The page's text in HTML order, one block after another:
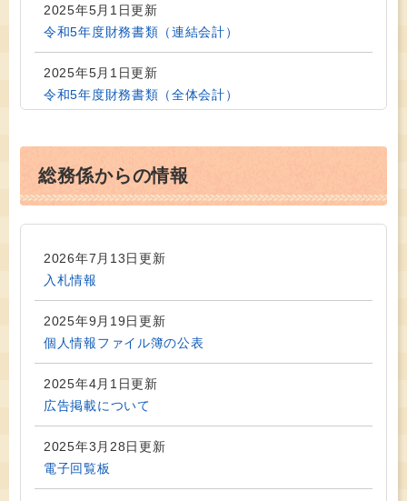
2025年5月1日更新
令和5年度財務書類（連結会計）
2025年5月1日更新
令和5年度財務書類（全体会計）
2025年4月17日更新
2025年3月21日更新
湯川村公式LINEをリニューアル！！
2025年3月3日更新
広告募集中
2024年11月1日更新
令和4年度財務書類（連結会計）
2024年11月1日更新
令和4年度財務書類（全体会計）
総務係からの情報
2026年7月13日更新
入札情報
2025年9月19日更新
個人情報ファイル簿の公表
2025年4月1日更新
広告掲載について
2025年3月28日更新
電子回覧板